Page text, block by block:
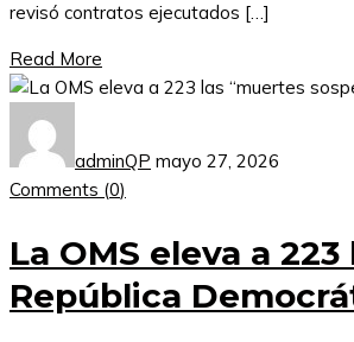
revisó contratos ejecutados […]
Read More
adminQP mayo 27, 2026
Comments (0)
La OMS eleva a
República